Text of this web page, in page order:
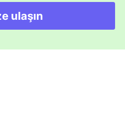
ulaşın